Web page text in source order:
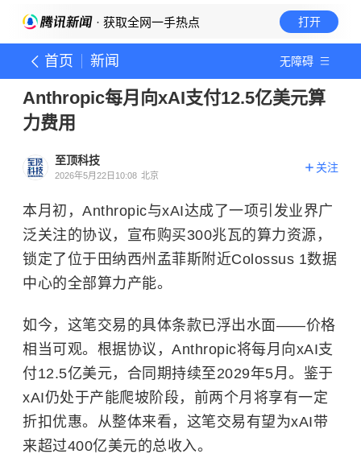
· 获取全网一手热点 打开
首页 新闻 无障碍
Anthropic每月向xAI支付12.5亿美元算
力费用
至顶科技
2026年5月22日10:08 北京
关注
本月初，Anthropic与xAI达成了一项引发业界广
泛关注的协议，宣布购买300兆瓦的算力资源，
锁定了位于田纳西州孟菲斯附近Colossus 1数据
中心的全部算力产能。
如今，这笔交易的具体条款已浮出水面——价格
相当可观。根据协议，Anthropic将每月向xAI支
付12.5亿美元，合同期持续至2029年5月。鉴于
xAI仍处于产能爬坡阶段，前两个月将享有一定
折扣优惠。从整体来看，这笔交易有望为xAI带
来超过400亿美元的总收入。